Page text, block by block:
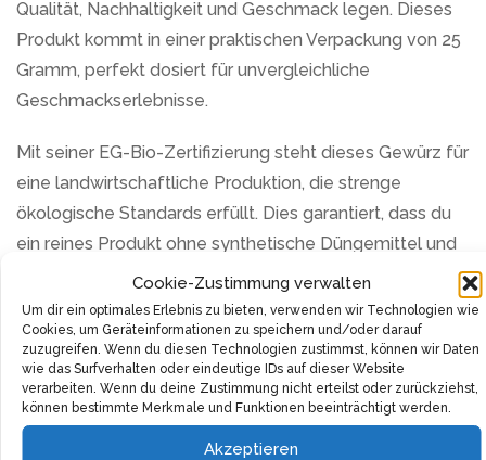
Cookie-Zustimmung verwalten
Um dir ein optimales Erlebnis zu bieten, verwenden wir Technologien wie
Cookies, um Geräteinformationen zu speichern und/oder darauf
zuzugreifen. Wenn du diesen Technologien zustimmst, können wir Daten
wie das Surfverhalten oder eindeutige IDs auf dieser Website
verarbeiten. Wenn du deine Zustimmung nicht erteilst oder zurückziehst,
können bestimmte Merkmale und Funktionen beeinträchtigt werden.
Akzeptieren
Qualität, Nachhaltigkeit und Geschmack legen. Dieses
Produkt kommt in einer praktischen Verpackung von 25
Gramm, perfekt dosiert für unvergleichliche
Geschmackserlebnisse.
Mit seiner EG-Bio-Zertifizierung steht dieses Gewürz für
eine landwirtschaftliche Produktion, die strenge
ökologische Standards erfüllt. Dies garantiert, dass du
ein reines Produkt ohne synthetische Düngemittel und
Pestizide erhältst, das nicht nur deinen Gerichten,
sondern auch dem Planeten zugutekommt.
Das Bio-Gewürz ist vielseitig einsetzbar und kann
deinen kulinarischen Kreationen eine exklusive Note
verleihen. Ob du ein erfahrener Koch oder ein Anfänger
in der Küche bist, dieses Gewürz wird deine Speisen auf